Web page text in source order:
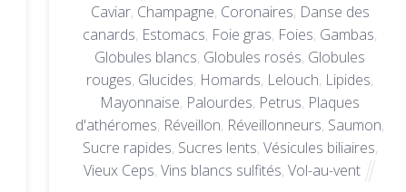
Caviar, Champagne, Coronaires, Danse des
canards, Estomacs, Foie gras, Foies, Gambas,
Globules blancs, Globules rosés, Globules
rouges, Glucides, Homards, Lelouch, Lipides,
Mayonnaise, Palourdes, Petrus, Plaques
d'athéromes, Réveillon, Réveillonneurs, Saumon,
Sucre rapides, Sucres lents, Vésicules biliaires,
Vieux Ceps, Vins blancs sulfités, Vol-au-vent